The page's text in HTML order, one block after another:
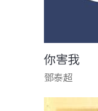
你害我
鄧泰超